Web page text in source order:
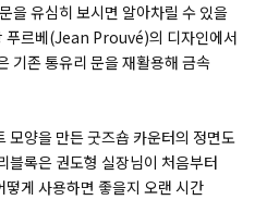
을 유심히 보시면 알아차릴 수 있을
푸르베(Jean Prouvé)의 디자인에서
기존 통유리 문을 재활용해 금속
모양을 만든 굿즈숍 카운터의 정면도
블록은 권도형 실장님이 처음부터
게 사용하면 좋을지 오랜 시간